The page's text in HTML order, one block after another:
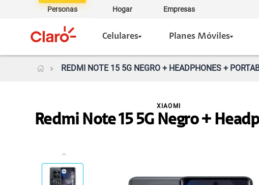
Personas Hogar Empresas
Celulares Planes Móviles
REDMI NOTE 15 5G NEGRO + HEADPHONES +
Redmi Note 15 5G Negro +
XIAOMI